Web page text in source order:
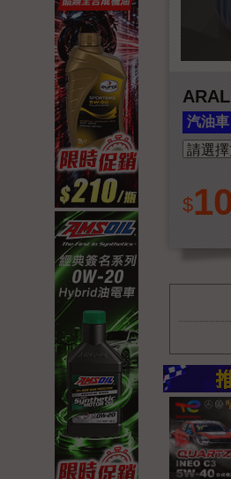
汽油車
$